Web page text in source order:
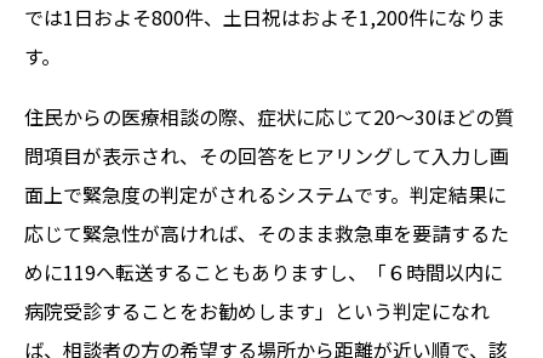
では1日およそ800件、土日祝はおよそ1,200件になりま
す。
住民からの医療相談の際、症状に応じて20～30ほどの質
問項目が表示され、その回答をヒアリングして入力し画
面上で緊急度の判定がされるシステムです。判定結果に
応じて緊急性が高ければ、そのまま救急車を要請するた
めに119へ転送することもありますし、「６時間以内に
病院受診することをお勧めします」という判定になれ
ば、相談者の方の希望する場所から距離が近い順で、該